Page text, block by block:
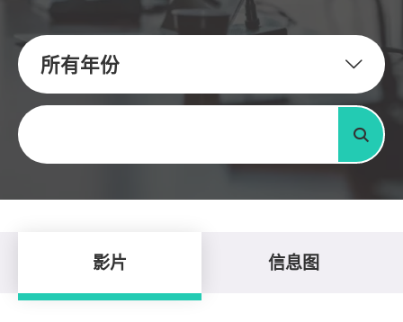
所有年份
关键字
搜寻
影片 信息图